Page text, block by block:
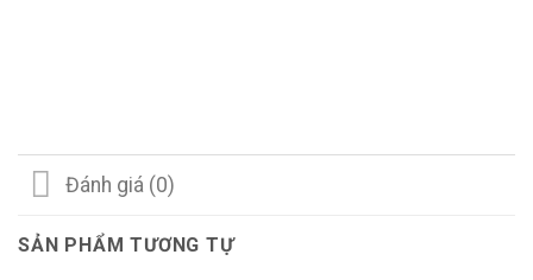
Đánh giá (0)
SẢN PHẨM TƯƠNG TỰ